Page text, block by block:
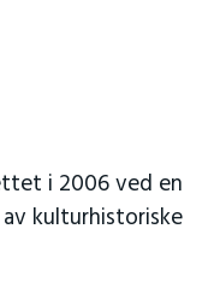
i 2006 ved en
kulturhistoriske